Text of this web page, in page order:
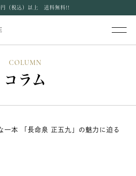
（税込）以上 送料無料!!
COLUMN
コラム
一本 「長命泉 正五九」の魅力に迫る